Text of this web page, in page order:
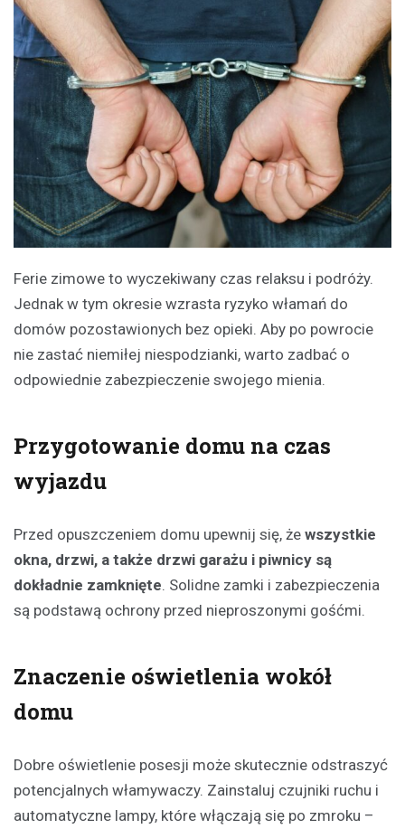
Ferie zimowe to wyczekiwany czas relaksu i podróży.
Jednak w tym okresie wzrasta ryzyko włamań do
domów pozostawionych bez opieki. Aby po powrocie
nie zastać niemiłej niespodzianki, warto zadbać o
odpowiednie zabezpieczenie swojego mienia.
Przygotowanie domu na czas
wyjazdu
Przed opuszczeniem domu upewnij się, że wszystkie
okna, drzwi, a także drzwi garażu i piwnicy są
dokładnie zamknięte. Solidne zamki i zabezpieczenia
są podstawą ochrony przed nieproszonymi gośćmi.
Znaczenie oświetlenia wokół
domu
Dobre oświetlenie posesji może skutecznie odstraszyć
potencjalnych włamywaczy. Zainstaluj czujniki ruchu i
automatyczne lampy, które włączają się po zmroku –